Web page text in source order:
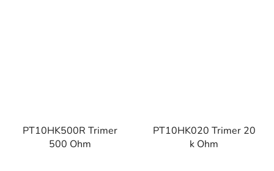
PT10HK500R Trimer
500 Ohm
PT10HK020 Trimer 20
k Ohm